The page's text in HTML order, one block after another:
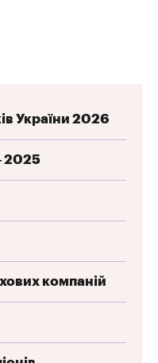
України 2026
2025
компаній